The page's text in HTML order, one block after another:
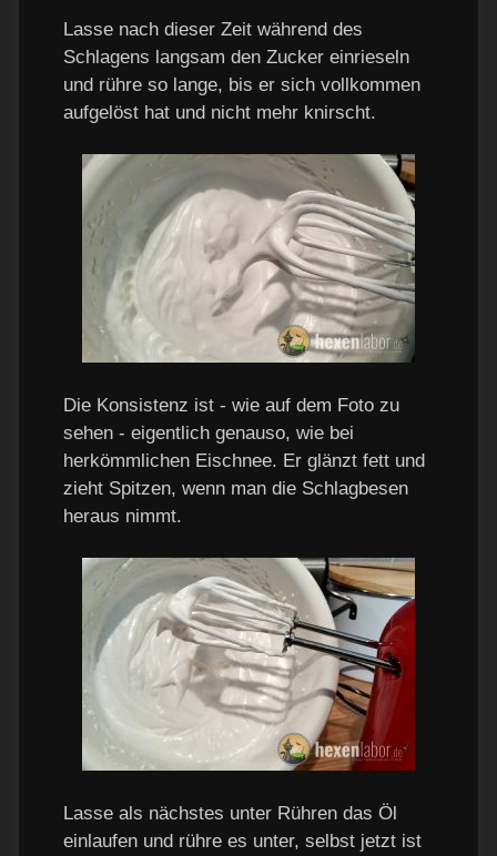
Lasse nach dieser Zeit während des
Schlagens langsam den Zucker einrieseln
und rühre so lange, bis er sich vollkommen
aufgelöst hat und nicht mehr knirscht.
Die Konsistenz ist - wie auf dem Foto zu
sehen - eigentlich genauso, wie bei
herkömmlichen Eischnee. Er glänzt fett und
zieht Spitzen, wenn man die Schlagbesen
heraus nimmt.
Lasse als nächstes unter Rühren das Öl
einlaufen und rühre es unter, selbst jetzt ist